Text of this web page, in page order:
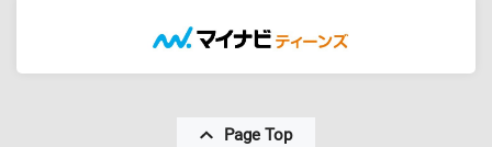
Page Top